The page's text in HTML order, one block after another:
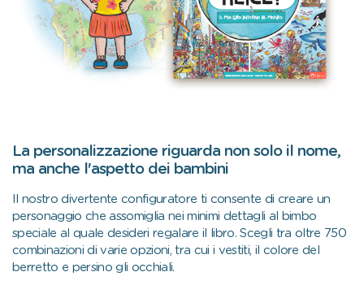
La personalizzazione riguarda non solo il nome,
ma anche l'aspetto dei bambini
Il nostro divertente configuratore ti consente di creare un
personaggio che assomiglia nei minimi dettagli al bimbo
speciale al quale desideri regalare il libro. Scegli tra oltre 750
combinazioni di varie opzioni, tra cui i vestiti, il colore del
berretto e persino gli occhiali.